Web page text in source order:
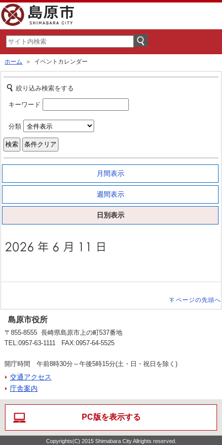
ホーム ＞ イベントカレンダー
絞り込み検索をする
キーワード
分類
月間表示
週間表示
日別表示
ページの先頭へ
島原市役所
〒855-8555 長崎県島原市上の町537番地
TEL:0957-63-1111 FAX:0957-64-5525
開庁時間 午前8時30分～午後5時15分(土・日・祝日を除く)
交通アクセス
庁舎案内
PC版を表示する
Copyrights(C) 2015 Shimabara City Allrights reserved.